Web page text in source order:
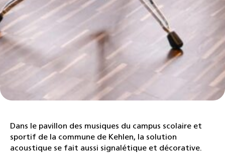
Dans le pavillon des musiques du campus scolaire et
sportif de la commune de Kehlen, la solution
acoustique se fait aussi signalétique et décorative.